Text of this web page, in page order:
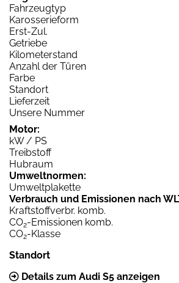
Fahrzeugtyp
Karosserieform
Erst-Zul.
Getriebe
Kilometerstand
Anzahl der Türen
Farbe
Standort
Lieferzeit
Unsere Nummer
Motor:
kW / PS
Treibstoff
Hubraum
Umweltnormen:
Umweltplakette
Verbrauch und Emissionen nach
Kraftstoffverbr. komb.
CO2-Emissionen komb.
CO2-Klasse
Standort
Details zum Audi S5 anzeigen